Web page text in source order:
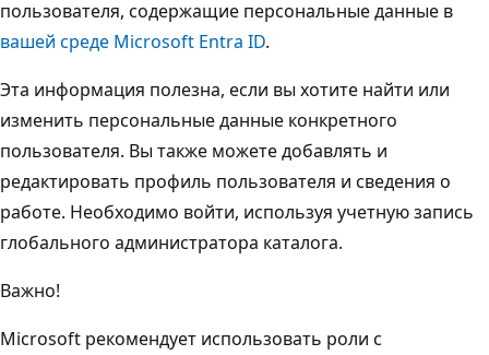
пользователя, содержащие персональные данные в
вашей среде Microsoft Entra ID.
Эта информация полезна, если вы хотите найти или
изменить персональные данные конкретного
пользователя. Вы также можете добавлять и
редактировать профиль пользователя и сведения о
работе. Необходимо войти, используя учетную запись
глобального администратора каталога.
Важно!
Microsoft рекомендует использовать роли с